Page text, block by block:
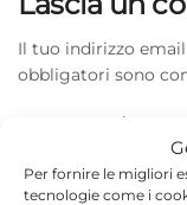
Per fornire le migliori
tecnologie come i
Il tuo indirizzo
obbligatori sono
*